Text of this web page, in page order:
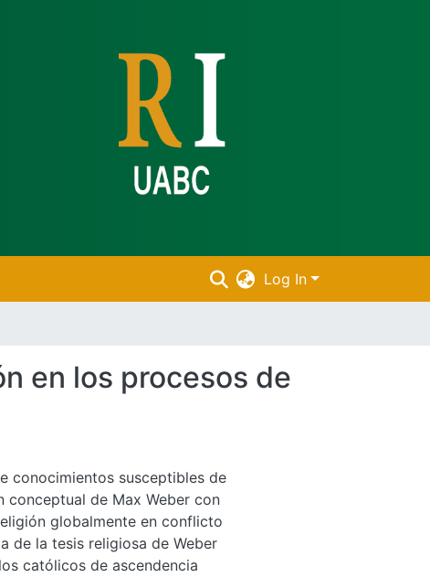
Log In
en los procesos de
conocimientos susceptibles de
de Max Weber con
globalmente en conflicto
de la tesis religiosa de Weber
católicos de ascendencia